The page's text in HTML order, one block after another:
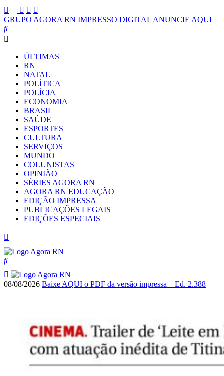
GRUPO AGORA RN IMPRESSO DIGITAL ANUNCIE AQUI
ÚLTIMAS
RN
NATAL
POLÍTICA
POLÍCIA
ECONOMIA
BRASIL
SAÚDE
ESPORTES
CULTURA
SERVIÇOS
MUNDO
COLUNISTAS
OPINIÃO
SÉRIES AGORA RN
AGORA RN EDUCAÇÃO
EDIÇÃO IMPRESSA
PUBLICAÇÕES LEGAIS
EDIÇÕES ESPECIAIS
08/08/2026 Baixe AQUI o PDF da versão impressa – Ed. 2.388